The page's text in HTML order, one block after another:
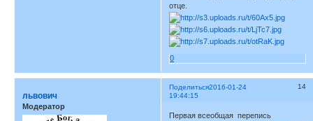
отце.
0
Поделиться 14
2016-01-24
19:44:15
львович
Модератор
Первая всеобщая перепись